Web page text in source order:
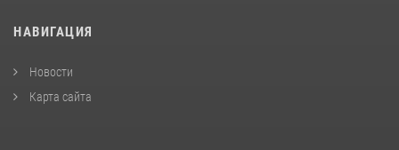
НАВИГАЦИЯ
Новости
Карта сайта